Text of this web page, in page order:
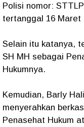
Polisi nomor:
tertanggal 16 Maret
Selain itu katanya,
SH MH sebagai
Hukumnya.
Kemudian, Barly
menyerahkan
Penasehat Hukum